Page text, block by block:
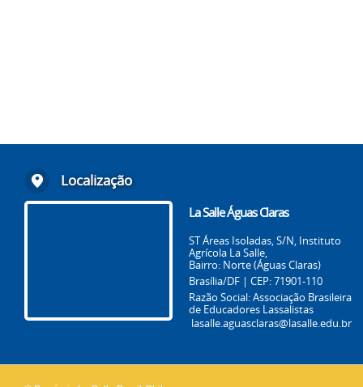
Localização
La Salle Águas Claras
ST Áreas Isoladas, S/N, Instituto
Agrícola La Salle,
Bairro: Norte (Águas Claras)
Brasília/DF | CEP: 71901-110
Razão Social: Associação Brasileira
de Educadores Lassalistas
lasalle.aguasclaras@lasalle.edu.br